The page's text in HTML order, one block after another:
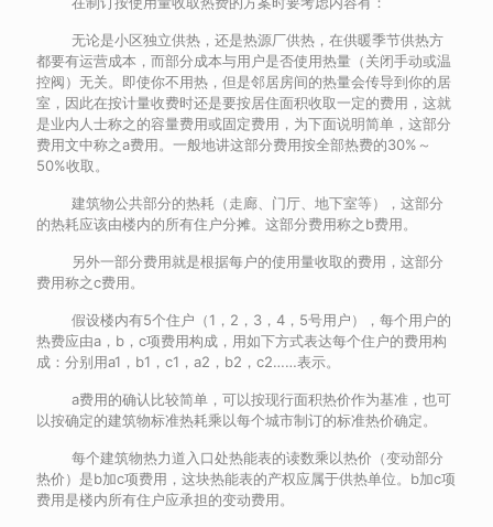
无论是小区独立供热，还是热源厂供热，在供暖季节供热方
都要有运营成本，而部分成本与用户是否使用热量（关闭手动或温
控阀）无关。即使你不用热，但是邻居房间的热量会传导到你的居
室，因此在按计量收费时还是要按居住面积收取一定的费用，这就
是业内人士称之的容量费用或固定费用，为下面说明简单，这部分
费用文中称之a费用。一般地讲这部分费用按全部热费的30%～
50%收取。
建筑物公共部分的热耗（走廊、门厅、地下室等），这部分
的热耗应该由楼内的所有住户分摊。这部分费用称之b费用。
另外一部分费用就是根据每户的使用量收取的费用，这部分
费用称之c费用。
假设楼内有5个住户（1，2，3，4，5号用户），每个用户的
热费应由a，b，c项费用构成，用如下方式表达每个住户的费用构
成：分别用a1，b1，c1，a2，b2，c2……表示。
a费用的确认比较简单，可以按现行面积热价作为基准，也可
以按确定的建筑物标准热耗乘以每个城市制订的标准热价确定。
每个建筑物热力道入口处热能表的读数乘以热价（变动部分
热价）是b加c项费用，这块热能表的产权应属于供热单位。b加c项
费用是楼内所有住户应承担的变动费用。